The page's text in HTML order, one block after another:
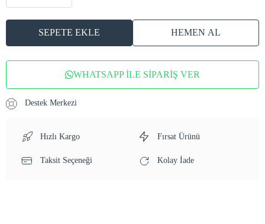
SEPETE EKLE HEMEN AL
WHATSAPP İLE SİPARİŞ VER
Destek Merkezi
Hızlı Kargo Fırsat Ürünü
Taksit Seçeneği Kolay İade